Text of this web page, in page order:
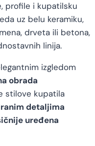
profile i kupatilsku
uz belu keramiku,
drveta ili betona,
linija.
izgledom
obrada
stilove kupatila
detaljima
uređena